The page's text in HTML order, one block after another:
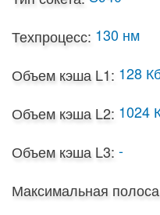
Техпроцесс: 130 нм
Объем кэша L1: 128
Объем кэша L2: 1024
Объем кэша L3: -
Максимальная